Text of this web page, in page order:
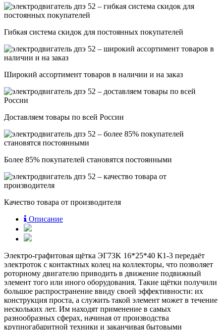
Гибкая система скидок для постоянных покупателей
Широкий ассортимент товаров в наличии и на заказ
Доставляем товары по всей России
Более 85% покупателей становятся постоянными
Качество товара от производителя
Описание
Электро-графитовая щётка ЭГ73K 16*25*40 К1-3 передаёт
электроток с контактных колец на коллекторы, что позволяет
роторному двигателю приводить в движение подвижный
элемент того или иного оборудования. Такие щётки получили
большое распространение ввиду своей эффективности: их
конструкция проста, а служить такой элемент может в течение
нескольких лет. Им находят применение в самых
разнообразных сферах, начиная от производства
крупногабаритной техники и заканчивая бытовыми